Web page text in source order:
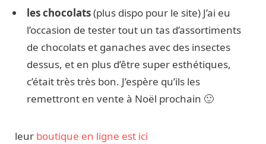
les chocolats(plus dispo pour le site) J’ai eu
l’occasion de tester tout un tas d’assortiments
de chocolats et ganaches avec des insectes
dessus, et en plus d’être super esthétiques,
c’était très très bon. J’espère qu’ils les
remettront en vente à Noël prochain 🙂
leur boutique en ligne est ici